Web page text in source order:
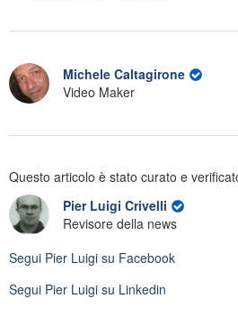
Michele Caltagirone
Video Maker
Questo articolo è stato curato e
Pier Luigi Crivelli
Revisore della news
Segui Pier Luigi su Facebook
Segui Pier Luigi su Linkedin